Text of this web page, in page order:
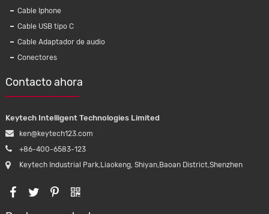
Cable Iphone
Cable USB tipo C
Cable Adaptador de audio
Conectores
Contacto ahora
Keytech Intelligent Technologies Limited
ken@keytech123.com
+86-400-6583-123
Keytech Industrial Park,Liaokeng, Shiyan,Baoan District,Shenzhen